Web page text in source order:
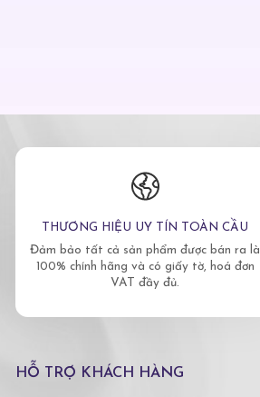
THƯƠNG HIỆU UY TÍN TOÀN CẦU
Đảm bảo tất cả sản phẩm được bán ra là
100% chính hãng và có giấy tờ, hoá đơn
VAT đầy đủ.
HỖ TRỢ KHÁCH HÀNG